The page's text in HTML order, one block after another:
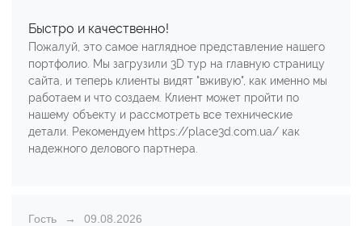
Быстро и качественно!
Пожалуй, это самое наглядное представление нашего
портфолио. Мы загрузили 3D тур на главную страницу
сайта, и теперь клиенты видят "вживую", как именно мы
работаем и что создаем. Клиент может пройти по
нашему объекту и рассмотреть все технические
детали. Рекомендуем https://place3d.com.ua/ как
надежного делового партнера.
Гость
09.08.2026